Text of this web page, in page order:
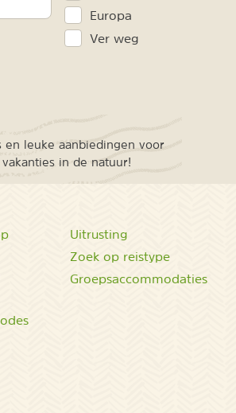
Europa
Ver weg
en leuke aanbiedingen voor
in de natuur!
Uitrusting
Zoek op reistype
Groepsaccommodaties